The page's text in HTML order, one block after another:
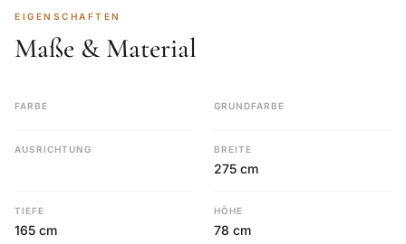
EIGENSCHAFTEN
Maße & Material
FARBE GRUNDFARBE
AUSRICHTUNG BREITE
275 cm
TIEFE
165 cm
HÖHE
78 cm